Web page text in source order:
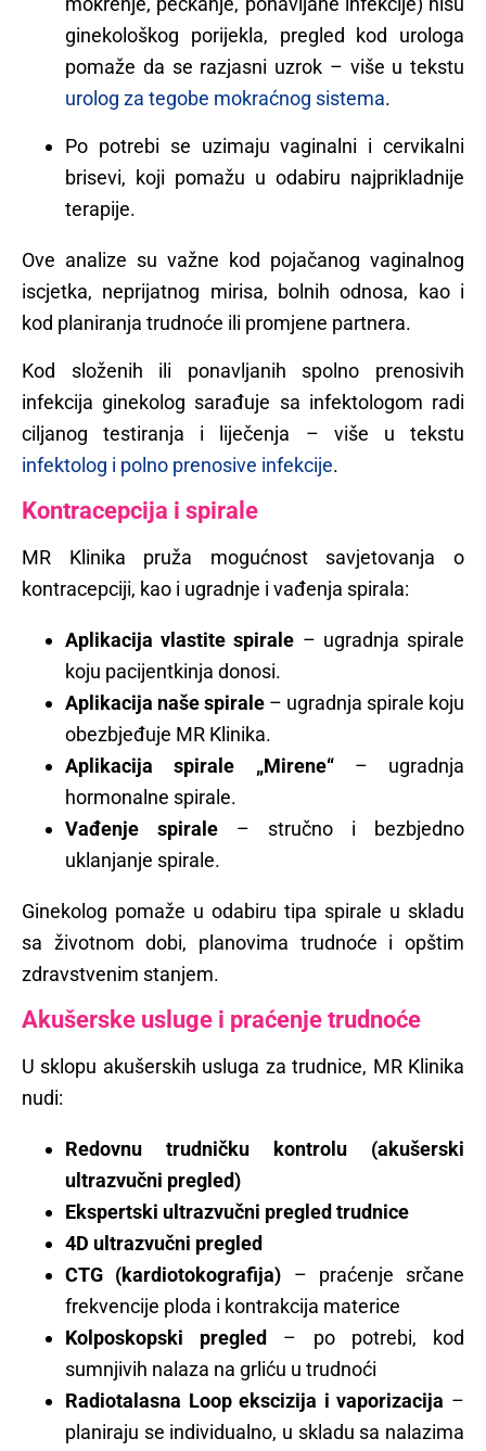
ginekološkog porijekla, pregled kod urologa
pomaže da se razjasni uzrok – više u tekstu
urolog za tegobe mokraćnog sistema.
Po potrebi se uzimaju vaginalni i cervikalni
brisevi, koji pomažu u odabiru najprikladnije
terapije.
Ove analize su važne kod pojačanog vaginalnog
iscjetka, neprijatnog mirisa, bolnih odnosa, kao i
kod planiranja trudnoće ili promjene partnera.
Kod složenih ili ponavljanih spolno prenosivih
infekcija ginekolog sarađuje sa infektologom radi
ciljanog testiranja i liječenja – više u tekstu
infektolog i polno prenosive infekcije.
Kontracepcija i spirale
MR Klinika pruža mogućnost savjetovanja o
kontracepciji, kao i ugradnje i vađenja spirala:
Aplikacija vlastite spirale – ugradnja spirale
koju pacijentkinja donosi.
Aplikacija naše spirale – ugradnja spirale koju
obezbjeđuje MR Klinika.
Aplikacija spirale „Mirene“– ugradnja
hormonalne spirale.
Vađenje spirale – stručno i bezbjedno
uklanjanje spirale.
Ginekolog pomaže u odabiru tipa spirale u skladu
sa životnom dobi, planovima trudnoće i opštim
zdravstvenim stanjem.
Akušerske usluge i praćenje trudnoće
U sklopu akušerskih usluga za trudnice, MR Klinika
nudi:
Redovnu trudničku kontrolu (akušerski
ultrazvučni pregled)
Ekspertski ultrazvučni pregled trudnice
4D ultrazvučni pregled
CTG (kardiotokografija) – praćenje srčane
frekvencije ploda i kontrakcija materice
Kolposkopski pregled
– po potrebi, kod
sumnjivih nalaza na grliću u trudnoći
Radiotalasna Loop ekscizija i vaporizacija –
planiraju se individualno, u skladu sa nalazima